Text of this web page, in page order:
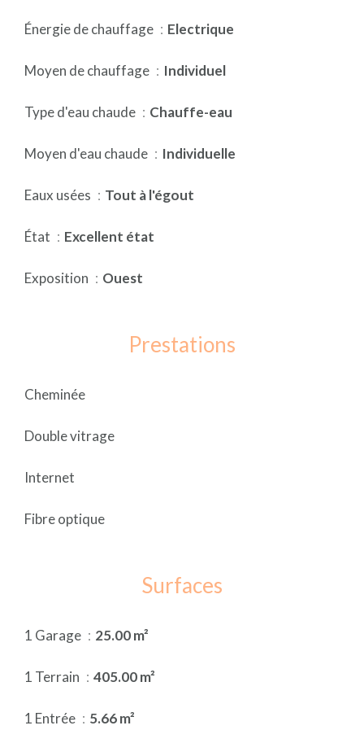
Énergie de chauffage Electrique
Moyen de chauffage Individuel
Type d'eau chaude Chauffe-eau
Moyen d'eau chaude Individuelle
Eaux usées Tout à l'égout
État Excellent état
Exposition Ouest
Prestations
Cheminée
Double vitrage
Internet
Fibre optique
Surfaces
1 Garage 25.00 m²
1 Terrain 405.00 m²
1 Entrée 5.66 m²